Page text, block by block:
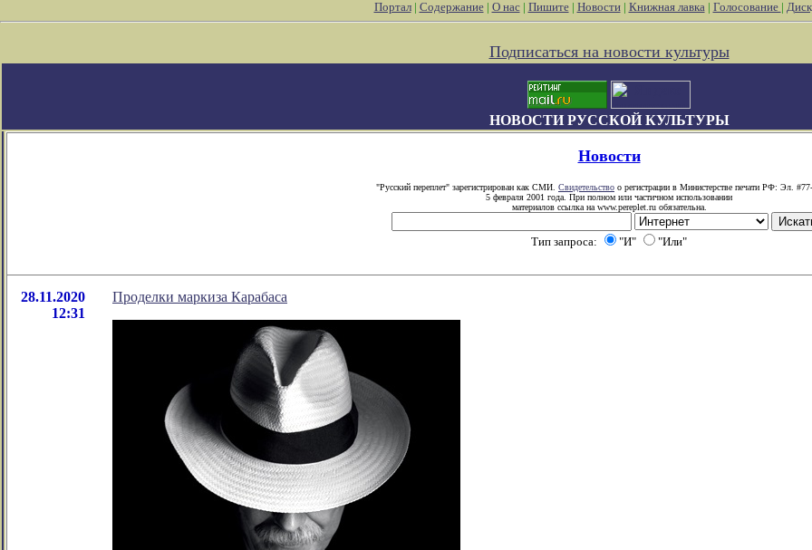
Портал| Содержание| О нас| Пишите| Новости| Книжная лавка| Голосование |
Подписаться на новости культуры
НОВОСТИ РУССКОЙ КУЛЬТУРЫ
Новости
"Русский переплет" зарегистрирован как СМИ. Свидетельство о регистрации в Министерстве печати РФ: Эл.
5 февраля 2001 года. При полном или частичном использовании
материалов ссылка на www.pereplet.ru обязательна.
Тип запроса: "И" "Или"
28.11.2020
12:31
Проделки маркиза Карабаса